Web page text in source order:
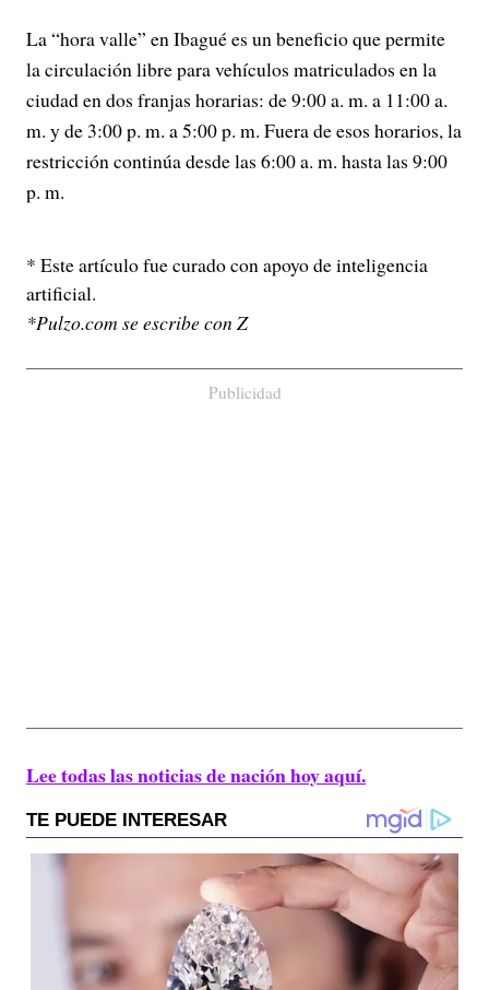
La “hora valle” en Ibagué es un beneficio que permite
la circulación libre para vehículos matriculados en la
ciudad en dos franjas horarias: de 9:00 a. m. a 11:00 a.
m. y de 3:00 p. m. a 5:00 p. m. Fuera de esos horarios, la
restricción continúa desde las 6:00 a. m. hasta las 9:00
p. m.
* Este artículo fue curado con apoyo de inteligencia
artificial.
*Pulzo.com se escribe con Z
Publicidad
Lee todas las noticias de nación hoy aquí.